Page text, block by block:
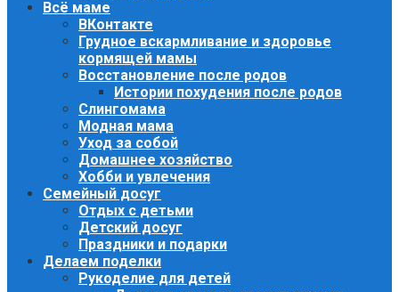
Всё маме
ВКонтакте
Грудное вскармливание и здоровье
кормящей мамы
Восстановление после родов
Истории похудения после родов
Слингомама
Модная мама
Уход за собой
Домашнее хозяйство
Хобби и увлечения
Семейный досуг
Отдых с детьми
Детский досуг
Праздники и подарки
Делаем поделки
Рукоделие для детей